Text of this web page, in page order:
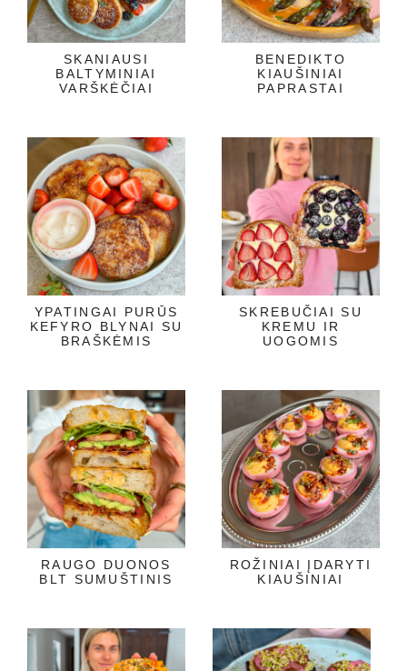
SKANIAUSI
BALTYMINIAI
VARŠKĖČIAI
BENEDIKTO
KIAUŠINIAI
PAPRASTAI
YPATINGAI PURŪS
KEFYRO BLYNAI SU
BRAŠKĖMIS
SKREBUČIAI SU
KREMU IR
UOGOMIS
RAUGO DUONOS
BLT SUMUŠTINIS
ROŽINIAI ĮDARYTI
KIAUŠINIAI